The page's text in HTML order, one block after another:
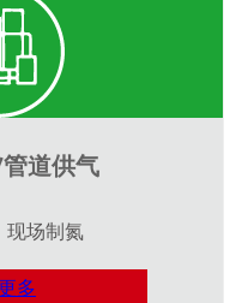
道供气
现场制氮
多